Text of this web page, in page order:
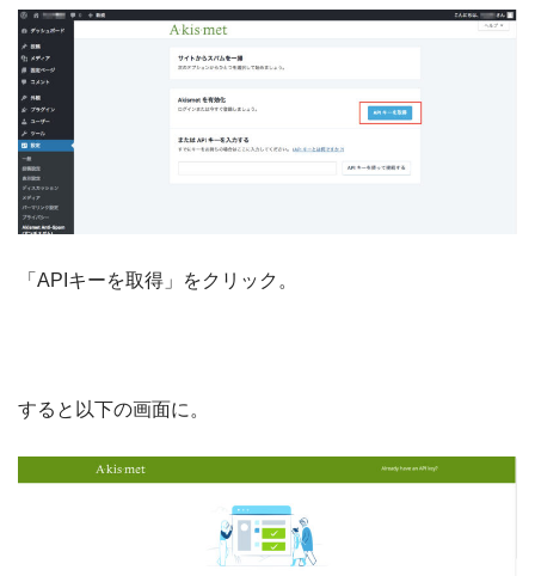
「APIキーを取得」をクリック。
すると以下の画面に。